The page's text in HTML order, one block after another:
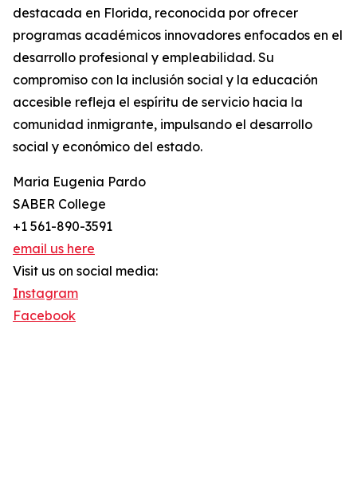
destacada en Florida, reconocida por ofrecer
programas académicos innovadores enfocados en el
desarrollo profesional y empleabilidad. Su
compromiso con la inclusión social y la educación
accesible refleja el espíritu de servicio hacia la
comunidad inmigrante, impulsando el desarrollo
social y económico del estado.
Maria Eugenia Pardo
SABER College
+1 561-890-3591
email us here
Visit us on social media:
Instagram
Facebook